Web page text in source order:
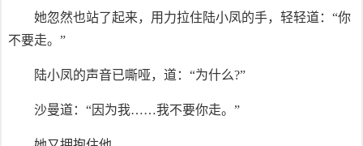
她忽然也站了起来，用力拉住陆小凤的手，轻轻道：“你
不要走。”
陆小凤的声音已嘶哑，道：“为什么?”
沙曼道：“因为我……我不要你走。”